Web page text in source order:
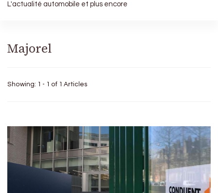
L'actualité automobile et plus encore
Majorel
Showing: 1 - 1 of 1 Articles